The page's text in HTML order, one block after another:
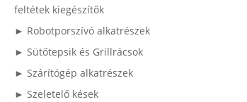
feltétek kiegészítők
► Robotporszívó alkatrészek
► Sütőtepsik és Grillrácsok
► Szárítógép alkatrészek
► Szeletelő kések